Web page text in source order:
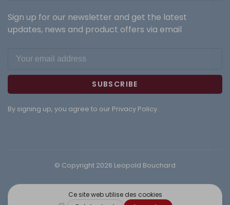
Sign up for our newsletter and get the latest
updates, news and product offers via email
SUBSCRIBE
By signing up, you agree to our Privacy Policy.
© Copyright 2026 Leopold Bouchard